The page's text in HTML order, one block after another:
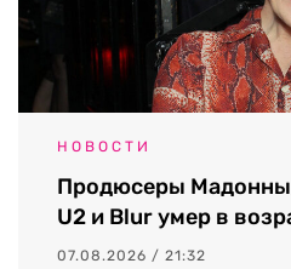
НОВОСТИ
Продюсеры
U2 и Blur умер в
07.08.2026 / 21:32